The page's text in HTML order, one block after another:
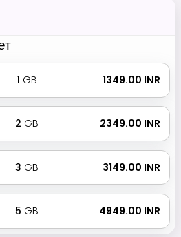
1 GB ₹ 1349.00 INR
2 GB ₹ 2349.00 INR
3 GB ₹ 3149.00 INR
5 GB ₹ 4949.00 INR